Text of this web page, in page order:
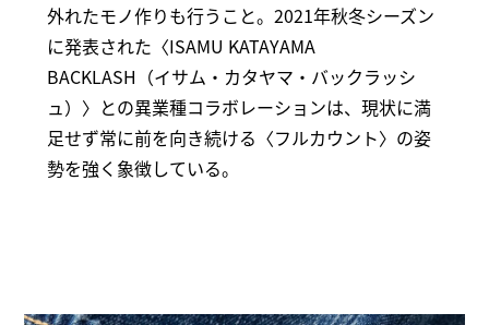
外れたモノ作りも行うこと。2021年秋冬シーズン
に発表された〈ISAMU KATAYAMA
BACKLASH（イサム・カタヤマ・バックラッシ
ュ）〉との異業種コラボレーションは、現状に満
足せず常に前を向き続ける〈フルカウント〉の姿
勢を強く象徴している。